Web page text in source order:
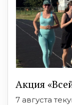
Акция
7 августа